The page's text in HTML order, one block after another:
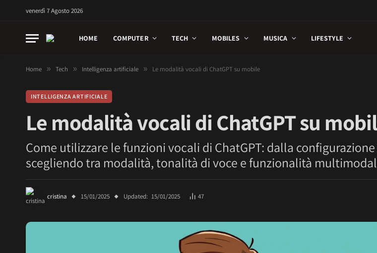
venerdì 7 Agosto 2026
HOME COMPUTER TECH MOBILES MUSICA LIFESTYLE
Home » Tech » Intelligenza artificiale » Le modalità vocali di ChatGPT su mobile
INTELLIGENZA ARTIFICIALE
Le modalità vocali di ChatGPT su
Come utilizzare le funzioni vocali di ChatGPT: dalla
scegliendo tra modalità, tonalità di voce e funzionalità
cristina 15/01/2025 Updated: 15/01/2025 47